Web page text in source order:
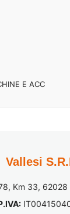
E ACC
Vallesi
Km 33, 62028